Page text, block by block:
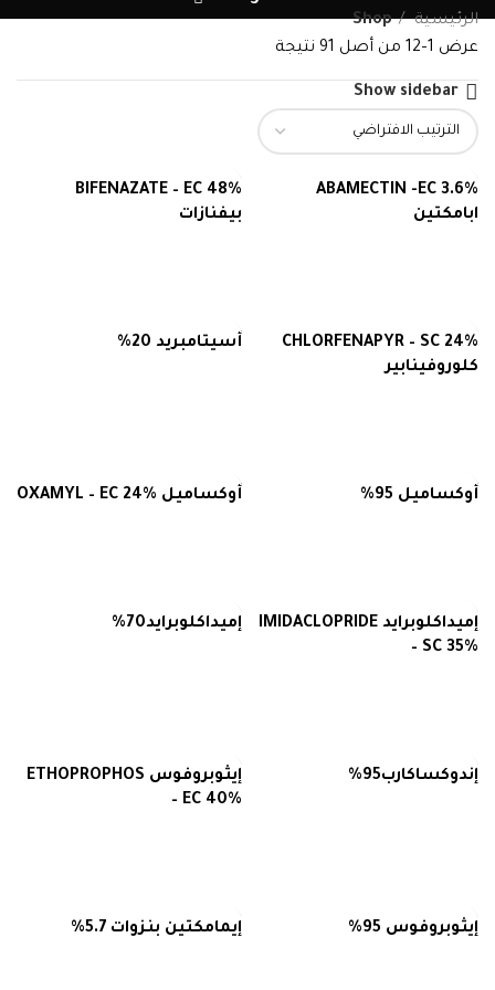
الرئيسية
Shop
عرض 1–12 من أصل 91 نتيجة
Show sidebar
ABAMECTIN -EC 3.6%
ابامكتين
BIFENAZATE – EC 48%
بيفنازات
CHLORFENAPYR – SC 24%
كلوروفينابير
أسيتامبريد 20%
أوكساميل 95% أوكساميل OXAMYL – EC 24%
إميداكلوبرايد IMIDACLOPRIDE
– SC 35%
إميداكلوبرايد70%
إندوكساكارب95%
إيثوبروفوس ETHOPROPHOS
– EC 40%
إيثوبروفوس 95% إيمامكتين بنزوات 5.7%